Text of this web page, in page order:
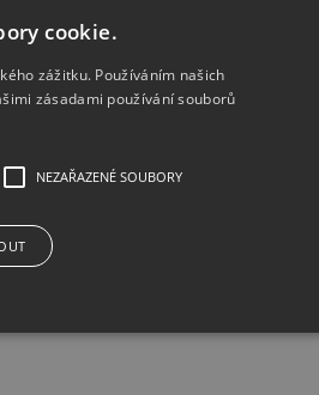
The N2820A interface uses a make-
for wider dynamic range
Use an area-under-the-curve
cookie.
zážitku. Používáním našich
zásadami používání souborů
NEZAŘAZENÉ SOUBORY